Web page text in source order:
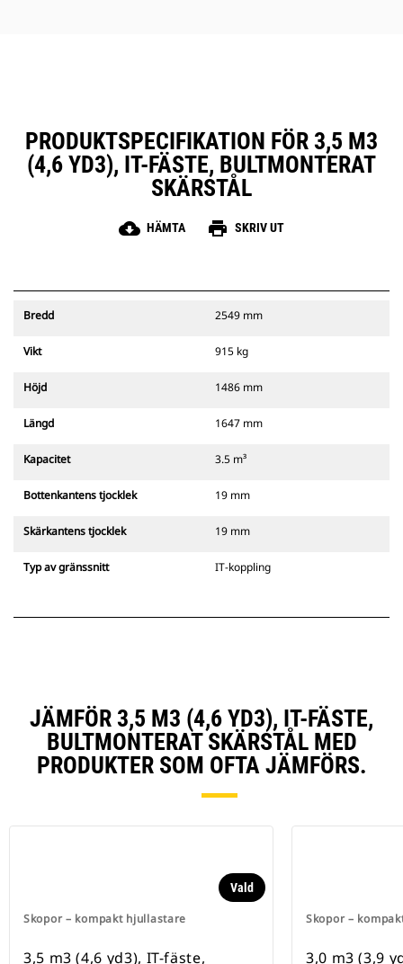
PRODUKTSPECIFIKATION FÖR 3,5 M3
(4,6 YD3), IT-FÄSTE, BULTMONTERAT
SKÄRSTÅL
cloud_download HÄMTA print SKRIV UT
Bredd 2549 mm
Vikt 915 kg
Höjd 1486 mm
Längd 1647 mm
Kapacitet 3.5 m³
Bottenkantens tjocklek 19 mm
Skärkantens tjocklek 19 mm
Typ av gränssnitt IT-koppling
JÄMFÖR 3,5 M3 (4,6 YD3), IT-FÄSTE,
BULTMONTERAT SKÄRSTÅL MED
PRODUKTER SOM OFTA JÄMFÖRS.
Skopor – kompakt hjullastare
Vald
3,5 m3 (4,6 yd3), IT-fäste,
Skopor –
3,0 m3 (3,9